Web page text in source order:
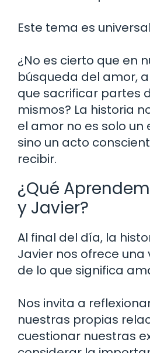
Este tema es
¿No es cierto que en
búsqueda del amor,
que sacrificar partes
mismos? La historia
el amor no es solo un
sino un acto
recibir.
¿Qué
y Javier?
Al final del día, la
Javier nos ofrece una
de lo que significa
Nos invita a
nuestras propias
cuestionar nuestras